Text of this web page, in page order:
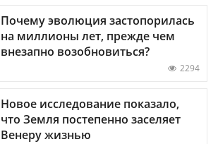
Почему эволюция застопорилась
на миллионы лет, прежде чем
внезапно возобновиться?
2294
Новое исследование показало,
что Земля постепенно заселяет
Венеру жизнью